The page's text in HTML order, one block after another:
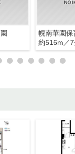
幌南華園保
約516m／